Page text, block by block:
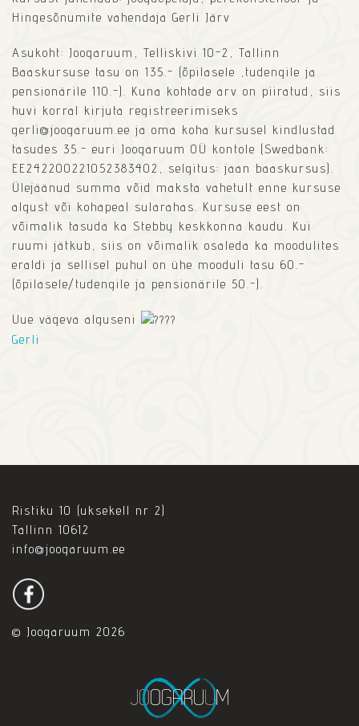
Hingesõnumite vahendaja Gerli Järv
Asukoht: Joogaruum, Telliskivi 10-2, Tallinn
Baaskursuse tasu on 135.- (õpilasele ,tudengile ja
pensionärile 110.-). Kuna kohtade arv on piiratud, siis
huvi korral kirjuta registreerimiseks
gerli@joogaruum.ee ja oma koha kursusel kindlustad
tasudes 35.- euri Joogaruum OÜ kontole (Swedbank:
EE242200221052383402, selgitus: jaan baaskursus).
Ülejäänud summa võid maksta vahetult enne kursuse
algust või kohapeal sularahas. Kursuse eest on
võimalik tasuda ka Stebby keskkonna kaudu. Kui
ruumi jätkub, siis on võimalik osaleda ka moodulites
eraldi ja sellisel puhul on ühe mooduli tasu 60.-
(õpilasele/tudengile ja pensionärile 50.-).
Uue vägeva alguseni
Gerli
Ristiku 10 (uksekell nr 2)
Tallinn 10612
info@joogaruum.ee
© Joogaruum 2026